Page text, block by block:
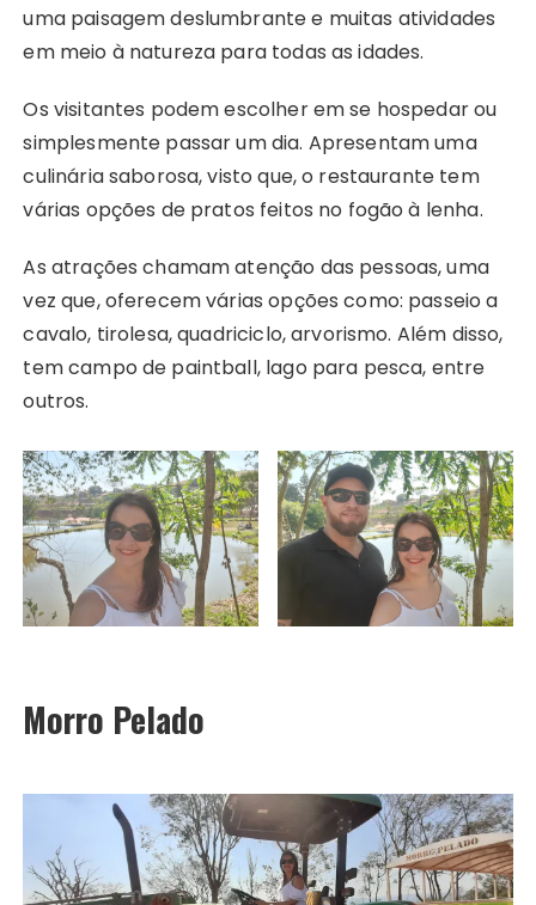
uma paisagem deslumbrante e muitas atividades
em meio à natureza para todas as idades.
Os visitantes podem escolher em se hospedar ou
simplesmente passar um dia. Apresentam uma
culinária saborosa, visto que, o restaurante tem
várias opções de pratos feitos no fogão à lenha.
As atrações chamam atenção das pessoas, uma
vez que, oferecem várias opções como: passeio a
cavalo, tirolesa, quadriciclo, arvorismo. Além disso,
tem campo de paintball, lago para pesca, entre
outros.
Morro Pelado